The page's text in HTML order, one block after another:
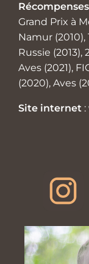
Récompenses
Grand Prix à
Namur
Russie (2013),
Aves (2021),
(2020), Aves
Site internet :